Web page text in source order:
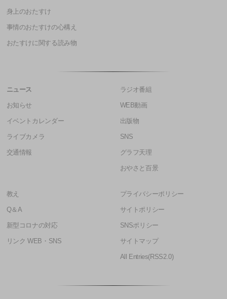
身上のおたすけ
事情のおたすけの心構え
おたすけに関する読み物
ニュース
お知らせ
イベントカレンダー
ライブカメラ
交通情報
ラジオ番組
WEB動画
出版物
SNS
グラフ天理
おやさと百景
教え
Q＆A
新型コロナの対応
リンク WEB・SNS
プライバシーポリシー
サイトポリシー
SNSポリシー
サイトマップ
All Entries(RSS2.0)